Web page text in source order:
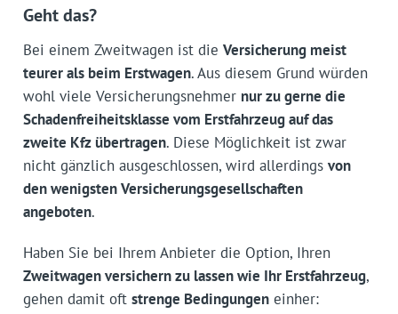
Geht das?
Bei einem Zweitwagen ist die Versicherung meist
teurer als beim Erstwagen. Aus diesem Grund würden
wohl viele Versicherungsnehmer nur zu gerne die
Schadenfreiheitsklasse vom Erstfahrzeug auf das
zweite Kfz übertragen. Diese Möglichkeit ist zwar
nicht gänzlich ausgeschlossen, wird allerdings von
den wenigsten Versicherungsgesellschaften
angeboten.
Haben Sie bei Ihrem Anbieter die Option, Ihren
Zweitwagen versichern zu lassen wie Ihr Erstfahrzeug,
gehen damit oft strenge Bedingungeneinher: